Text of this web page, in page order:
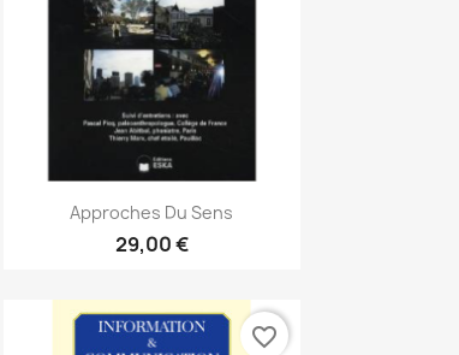
Aperçu rapide
Approches Du Sens
29,00 €
favorite_border